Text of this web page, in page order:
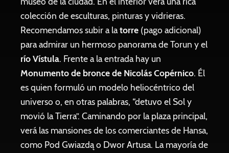
colección de esculturas, pinturas y vidrieras.
Recomendamos subir a latorre (pago adicional)
para admirar un hermoso panorama de Torun y el
río Vístula. Frente a la entrada hay un
Monumento de bronce de Nicolás Copérnico. Él
es quien formuló un modelo heliocéntrico del
universo o, en otras palabras, “detuvo el Sol y
movió la Tierra”. Caminando por la plaza principal,
verá las mansiones de los comerciantes de Hansa,
como Pod Gwiazdą o Dwor Artusa. La mayoría de